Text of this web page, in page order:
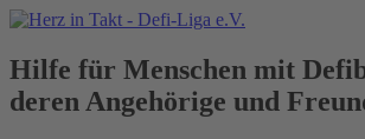
Hilfe für Menschen mit
deren Angehörige und